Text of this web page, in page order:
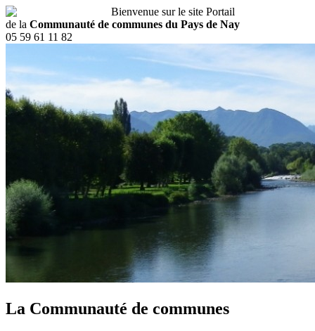
Bienvenue sur le site Portail
de la Communauté de communes du Pays de Nay
05 59 61 11 82
La Communauté de communes